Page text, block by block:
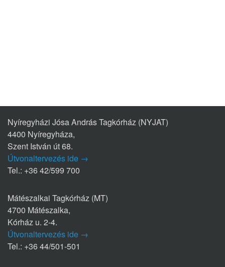
Nyíregyházi Jósa András Tagkórház (NYJAT)
4400 Nyíregyháza,
Szent István út 68.
Útvonaltervezés ide →
Tel.: +36 42/599 700
Mátészalkai Tagkórház (MT)
4700 Mátészalka,
Kórház u. 2-4.
Útvonaltervezés ide →
Tel.: +36 44/501-501